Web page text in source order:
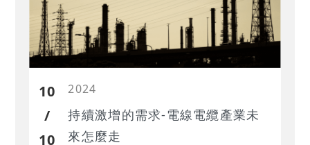
10
/
10
2024
持續激增的需求-電線電纜產業未
來怎麼走